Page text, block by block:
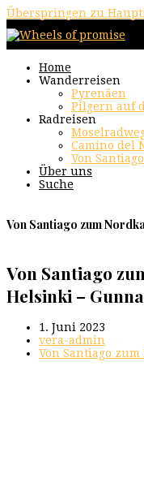
Überspringen zu
Home
Wanderreisen
Pyrenäen
Pilgern auf
Radreisen
Camino del
Von
Über uns
Suche
Von Santiago zum
Von Santiago
Helsinki –
1. Juni 2023
vera-admin
Von Santiago zum